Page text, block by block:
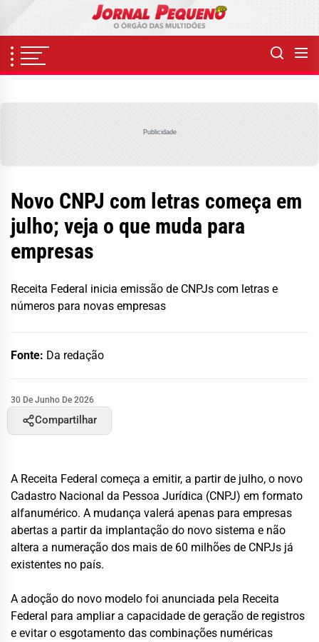
content
Publicidade
Novo CNPJ com letras começa em
julho; veja o que muda para
empresas
Receita Federal inicia emissão de CNPJs com letras e
números para novas empresas
Fonte: Da redação
30 De Junho De 2026
Compartilhar
A Receita Federal começa a emitir, a partir de julho, o novo
Cadastro Nacional da Pessoa Jurídica (CNPJ) em formato
alfanumérico. A mudança valerá apenas para empresas
abertas a partir da implantação do novo sistema e não
altera a numeração dos mais de 60 milhões de CNPJs já
existentes no país.
A adoção do novo modelo foi anunciada pela Receita
Federal para ampliar a capacidade de geração de registros
e evitar o esgotamento das combinações numéricas